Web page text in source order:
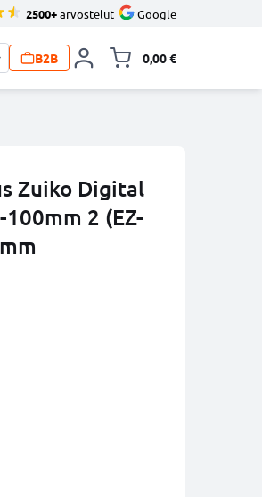
2500+arvostelut Google
B2B 0,00 €
Zuiko Digital
2 (EZ-